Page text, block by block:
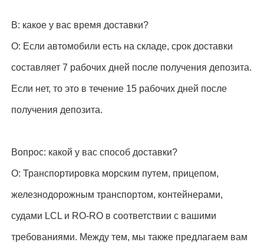
В: какое у вас время доставки?
О: Если автомобили есть на складе, срок доставки
составляет 7 рабочих дней после получения депозита.
Если нет, то это в течение 15 рабочих дней после
получения депозита.
Вопрос: какой у вас способ доставки?
О: Транспортировка морским путем, прицепом,
железнодорожным транспортом, контейнерами,
судами LCL и RO-RO в соответствии с вашими
требованиями. Между тем, мы также предлагаем вам